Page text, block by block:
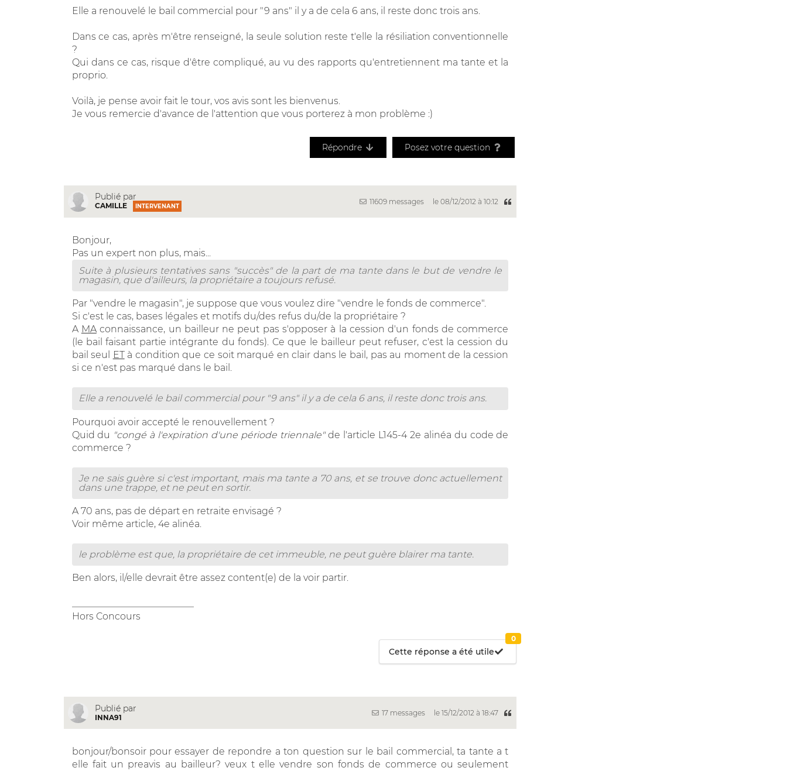
Elle a renouvelé le bail commercial pour "9 ans" il y a de cela 6 ans, il reste donc trois ans.
Dans ce cas, après m'être renseigné, la seule solution reste t'elle la résiliation conventionnelle
?
Qui dans ce cas, risque d'être compliqué, au vu des rapports qu'entretiennent ma tante et la
proprio.
Voilà, je pense avoir fait le tour, vos avis sont les bienvenus.
Je vous remercie d'avance de l'attention que vous porterez à mon problème :)
Répondre Posez votre question
Publié par
CAMILLE INTERVENANT
11609 messages le 08/12/2012 à 10:12
Bonjour,
Pas un expert non plus, mais...
Suite à plusieurs tentatives sans "succès" de la part de ma tante dans le but de vendre le
magasin, que d'ailleurs, la propriétaire a toujours refusé.
Par "vendre le magasin", je suppose que vous voulez dire "vendre le fonds de commerce".
Si c'est le cas, bases légales et motifs du/des refus du/de la propriétaire ?
A MAconnaissance, un bailleur ne peut pas s'opposer à la cession d'un fonds de commerce
(le bail faisant partie intégrante du fonds). Ce que le bailleur peut refuser, c'est la cession du
bail seul
ETà condition que ce soit marqué en clair dans le bail, pas au moment de la cession
si ce n'est pas marqué dans le bail.
Elle a renouvelé le bail commercial pour "9 ans" il y a de cela 6 ans, il reste donc trois ans.
Pourquoi avoir accepté le renouvellement ?
Quid du "congé à l'expiration d'une période triennale"de l'article L145-4 2e alinéa du code de
commerce ?
Je ne sais guère si c'est important, mais ma tante a 70 ans, et se trouve donc actuellement
dans une trappe, et ne peut en sortir.
A 70 ans, pas de départ en retraite envisagé ?
Voir même article, 4e alinéa.
le problème est que, la propriétaire de cet immeuble, ne peut guère blairer ma tante.
Ben alors, il/elle devrait être assez content(e) de la voir partir.
Hors Concours
Cette réponse a été utile
0
Publié par
INNA91
17 messages le 15/12/2012 à 18:47
bonjour/bonsoir pour essayer de repondre a ton question sur le bail commercial, ta tante a t
elle fait un preavis au bailleur? veux t elle vendre son fonds de commerce ou seulement